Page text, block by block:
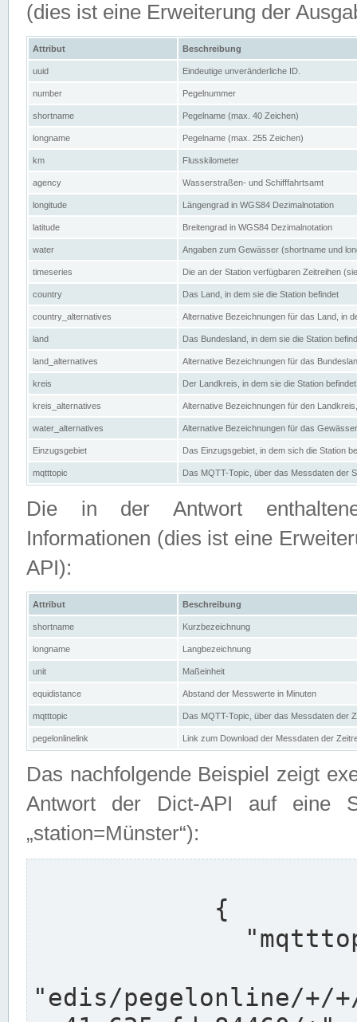
(dies ist eine Erweiterung der
Attribut Beschreibung
uuid Eindeutige unveränderliche ID.
number Pegelnummer
shortname Pegelname (max. 40 Zeichen)
longname Pegelname (max. 255 Zeichen)
km Flusskilometer
agency Wasserstraßen- und Schifffahrtsamt
longitude Längengrad in WGS84 Dezimalnotation
latitude Breitengrad in WGS84 Dezimalnotation
water Angaben zum Gewässer (shortname und
timeseries Die an der Station verfügbaren Zeitreihen
country Das Land, in dem sie die Station befindet
country_alternatives Alternative Bezeichnungen für das Land, in
land Das Bundesland, in dem sie die Station
land_alternatives Alternative Bezeichnungen für das
kreis Der Landkreis, in dem sie die Station befindet
kreis_alternatives Alternative Bezeichnungen für den
water_alternatives Alternative Bezeichnungen für das
Einzugsgebiet Das Einzugsgebiet, in dem sich die Station
mqtttopic Das MQTT-Topic, über das Messdaten der
Die in der Antwort
Informationen (dies ist eine
API):
Attribut Beschreibung
shortname Kurzbezeichnung
longname Langbezeichnung
unit Maßeinheit
equidistance Abstand der Messwerte in Minuten
mqtttopic Das MQTT-Topic, über das Messdaten der
pegelonlinelink Link zum Download der Messdaten der
Das nachfolgende Beispiel zeigt
Antwort der Dict-API auf eine
„station=Münster“):
"edis/pegelonline/+/